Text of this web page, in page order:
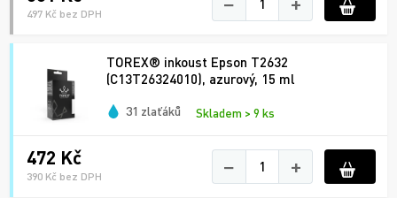
497 Kč bez DPH
TOREX® inkoust Epson T2632
(C13T26324010), azurový, 15 ml
31 zlaťáků Skladem > 9 ks
472 Kč
390 Kč bez DPH − +